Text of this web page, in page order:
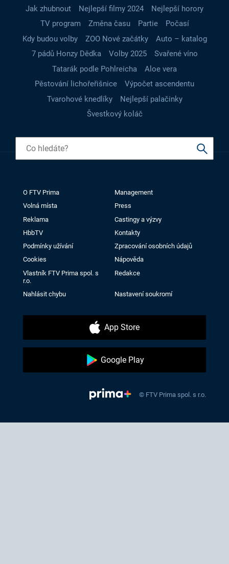
Jak zhubnout Nejlepší filmy 2024
Nejlepší horory
TV program
Změna času Partie
Počasí
Kdy budou volby
ZOO Nové začátky
Auto – katalog
7 pádů Honzy Dědka
Volby 2025
Svařené víno
Tatarák podle Pohlreicha
Aloe vera
Pěstování lichořeřišnice
Výpočet ascendentu
Tvarohové knedlíky
Nejlepší palačinky
Švestkový koláč
O FTV Prima
Management
Volná místa
Press
Reklama
Castingy a výzvy
HbbTV
Kontakty
Podmínky užívání
Zpracování osobních údajů
Cookies
Nápověda
Vlastník FTV Prima spol. s
r.o.
Redakce
Nahlásit chybu Nastavení soukromí
App Store
Google Play
© FTV Prima spol. s r.o.